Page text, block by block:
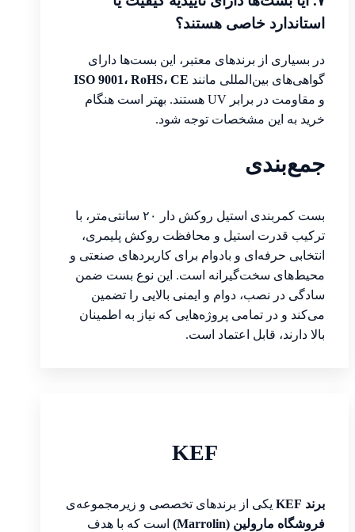
استاندارد خاصی هستند؟
در بسیاری از برندهای معتبر، این بست‌ها دارای
گواهی‌های بین‌المللی مانند ISO 9001، RoHS، CE
و مقاومت در برابر UV هستند. بهتر است هنگام
خرید به این مشخصات توجه شود.
جمع‌بندی
بست کمربندی استیل روکش دار ۲۰ سانتی‌متر، با
ترکیب قدرت استیل و محافظت روکش پلیمری،
انتخابی حرفه‌ای و بادوام برای کاربردهای صنعتی و
محیط‌های سخت‌گیرانه است. این نوع بست ضمن
سادگی در نصب، دوام و ایمنی بالایی را تضمین
می‌کند و در تمامی پروژه‌هایی که نیاز به اطمینان
بالا دارند، قابل اعتماد است.
KEF
برند KEF
یکی از برندهای تخصصی و زیرمجموعه‌ی
فروشگاه مارولین (Marrolin)
است که با هدف